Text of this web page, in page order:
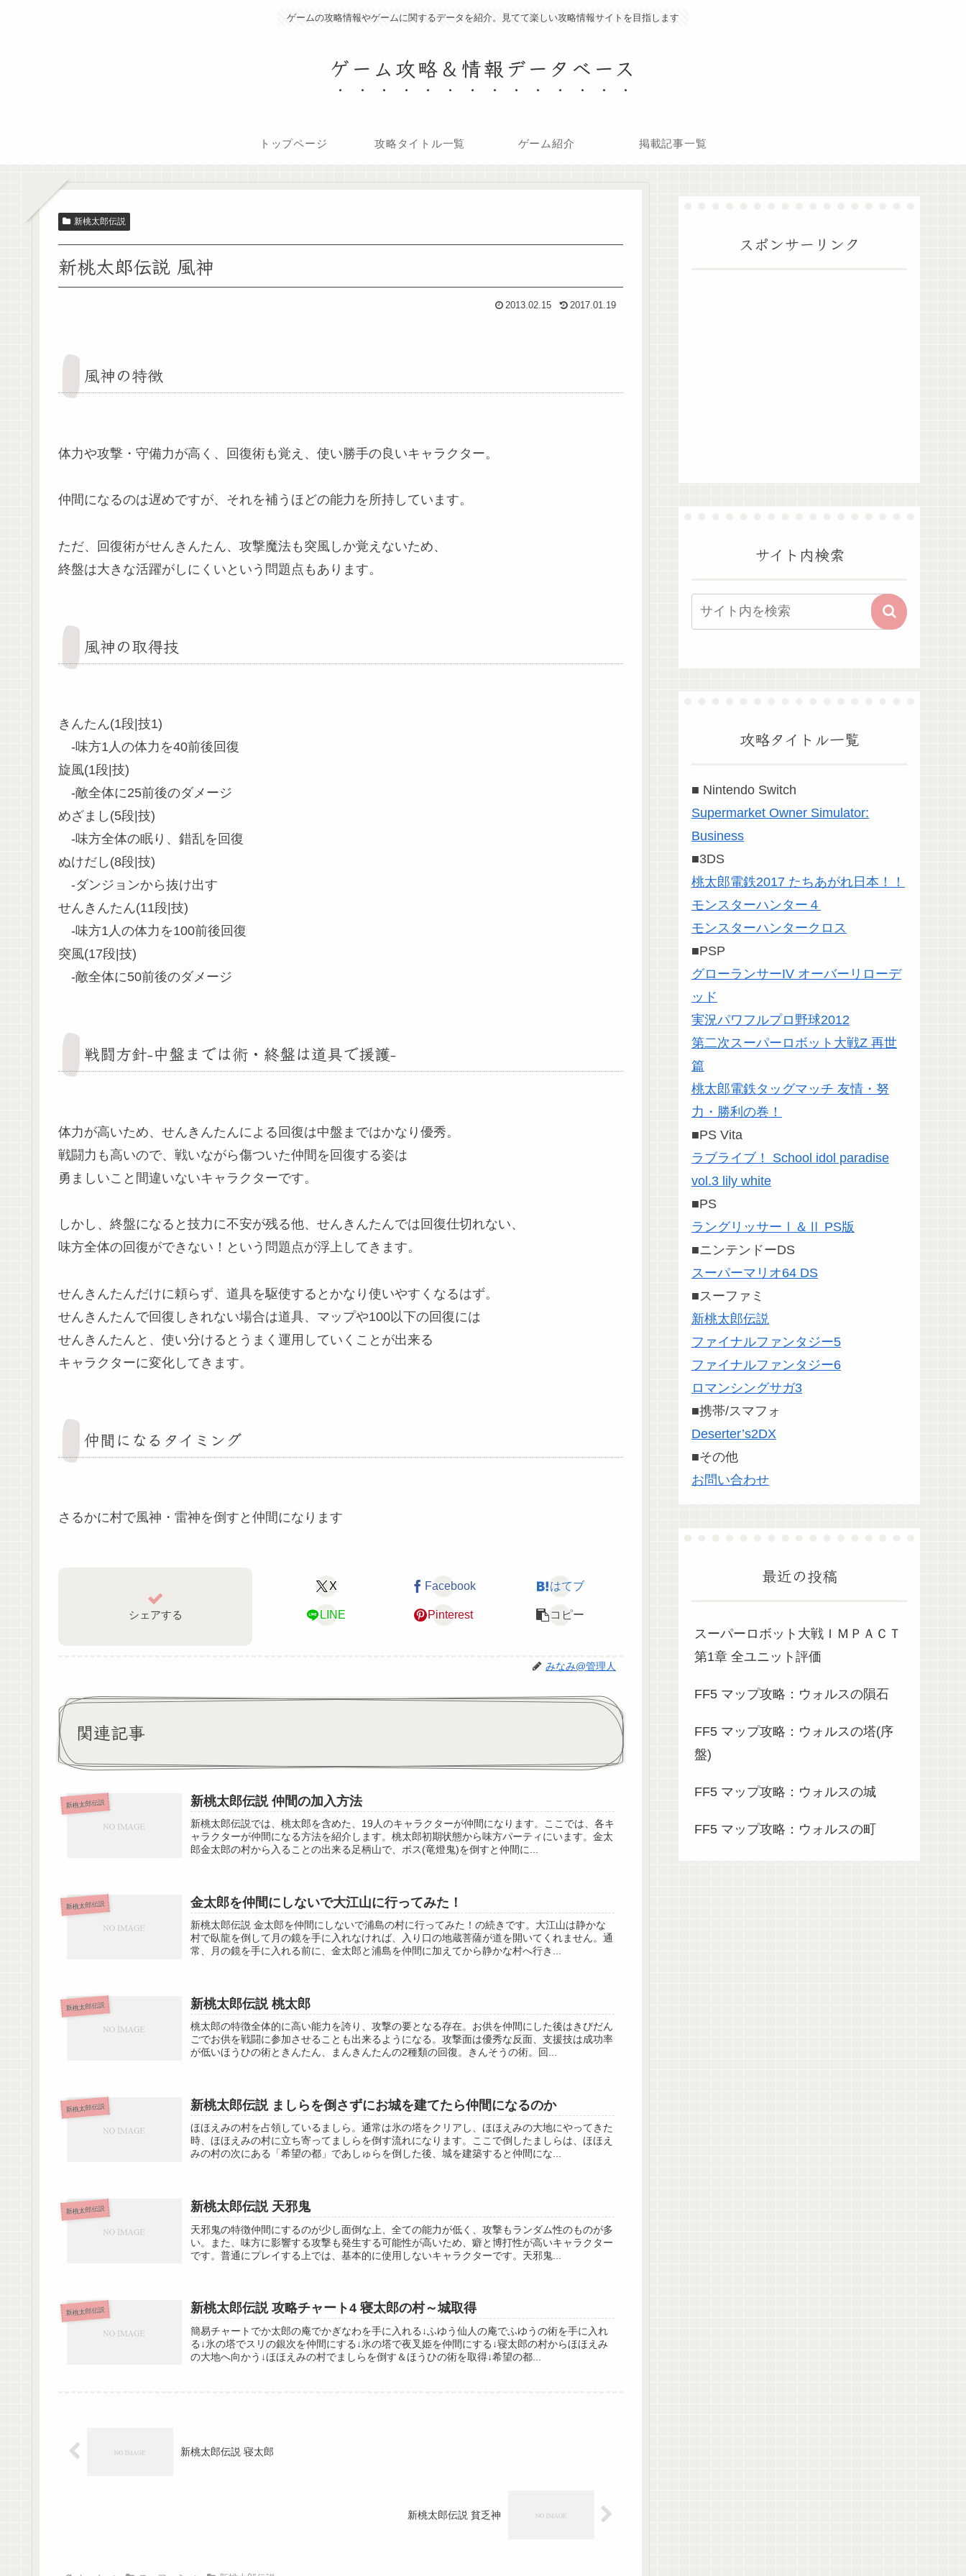
ゲームの攻略情報やゲームに関するデータを紹介。見てて楽しい攻略情報サイトを目指します
ゲーム攻略＆情報データベース
トップページ 攻略タイトル一覧 ゲーム紹介 掲載記事一覧
新桃太郎伝説
新桃太郎伝説 風神
2013.02.15 2017.01.19
風神の特徴
体力や攻撃・守備力が高く、回復術も覚え、使い勝手の良いキャラクター。
仲間になるのは遅めですが、それを補うほどの能力を所持しています。
ただ、回復術がせんきんたん、攻撃魔法も突風しか覚えないため、
終盤は大きな活躍がしにくいという問題点もあります。
風神の取得技
きんたん(1段|技1)
-味方1人の体力を40前後回復
旋風(1段|技)
-敵全体に25前後のダメージ
めざまし(5段|技)
-味方全体の眠り、錯乱を回復
ぬけだし(8段|技)
-ダンジョンから抜け出す
せんきんたん(11段|技)
-味方1人の体力を100前後回復
突風(17段|技)
-敵全体に50前後のダメージ
戦闘方針-中盤までは術・終盤は道具で援護-
体力が高いため、せんきんたんによる回復は中盤まではかなり優秀。
戦闘力も高いので、戦いながら傷ついた仲間を回復する姿は
勇ましいこと間違いないキャラクターです。
しかし、終盤になると技力に不安が残る他、せんきんたんでは回復仕切れない、
味方全体の回復ができない！という問題点が浮上してきます。
せんきんたんだけに頼らず、道具を駆使するとかなり使いやすくなるはず。
せんきんたんで回復しきれない場合は道具、マップや100以下の回復には
せんきんたんと、使い分けるとうまく運用していくことが出来る
キャラクターに変化してきます。
仲間になるタイミング
さるかに村で風神・雷神を倒すと仲間になります
シェアする
X Facebook はてブ
LINE Pinterest コピー
みなみ@管理人
関連記事
新桃太郎伝説 新桃太郎伝説 仲間の加入方法
新桃太郎伝説では、桃太郎を含めた、19人のキャラクターが仲間になります。ここでは、各キ
ャラクターが仲間になる方法を紹介します。桃太郎初期状態から味方パーティにいます。金太
郎金太郎の村から入ることの出来る足柄山で、ボス(竜燈鬼)を倒すと仲間に...
新桃太郎伝説 金太郎を仲間にしないで大江山に行ってみた！
新桃太郎伝説 金太郎を仲間にしないで浦島の村に行ってみた！の続きです。大江山は静かな
村で臥龍を倒して月の鏡を手に入れなければ、入り口の地蔵菩薩が道を開いてくれません。通
常、月の鏡を手に入れる前に、金太郎と浦島を仲間に加えてから静かな村へ行き...
新桃太郎伝説 新桃太郎伝説 桃太郎
桃太郎の特徴全体的に高い能力を誇り、攻撃の要となる存在。お供を仲間にした後はきびだん
ごでお供を戦闘に参加させることも出来るようになる。攻撃面は優秀な反面、支援技は成功率
が低いほうひの術ときんたん、まんきんたんの2種類の回復。きんそうの術。回...
新桃太郎伝説 新桃太郎伝説 ましらを倒さずにお城を建てたら仲間になるのか
ほほえみの村を占領しているましら。通常は氷の塔をクリアし、ほほえみの大地にやってきた
時、ほほえみの村に立ち寄ってましらを倒す流れになります。ここで倒したましらは、ほほえ
みの村の次にある「希望の都」であしゅらを倒した後、城を建築すると仲間にな...
新桃太郎伝説 新桃太郎伝説 天邪鬼
天邪鬼の特徴仲間にするのが少し面倒な上、全ての能力が低く、攻撃もランダム性のものが多
い。また、味方に影響する攻撃も発生する可能性が高いため、癖と博打性が高いキャラクター
です。普通にプレイする上では、基本的に使用しないキャラクターです。天邪鬼...
新桃太郎伝説 新桃太郎伝説 攻略チャート4 寝太郎の村～城取得
簡易チャートでか太郎の庵でかぎなわを手に入れる↓ふゆう仙人の庵でふゆうの術を手に入れ
る↓氷の塔でスリの銀次を仲間にする↓氷の塔で夜叉姫を仲間にする↓寝太郎の村からほほえみ
の大地へ向かう↓ほほえみの村でましらを倒す＆ほうひの術を取得↓希望の都...
新桃太郎伝説 寝太郎
新桃太郎伝説 貧乏神
スポンサーリンク
サイト内検索
攻略タイトル一覧
■ Nintendo Switch
Supermarket Owner Simulator:
Business
■3DS
桃太郎電鉄2017 たちあがれ日本！！
モンスターハンター４
モンスターハンタークロス
■PSP
グローランサーIV オーバーリローデ
ッド
実況パワフルプロ野球2012
第二次スーパーロボット大戦Z 再世
篇
桃太郎電鉄タッグマッチ 友情・努
力・勝利の巻！
■PS Vita
ラブライブ！ School idol paradise
vol.3 lily white
■PS
ラングリッサーⅠ＆Ⅱ PS版
■ニンテンドーDS
スーパーマリオ64 DS
■スーファミ
新桃太郎伝説
ファイナルファンタジー5
ファイナルファンタジー6
ロマンシングサガ3
■携帯/スマフォ
Deserter’s2DX
■その他
お問い合わせ
最近の投稿
スーパーロボット大戦ＩＭＰＡＣＴ
第1章 全ユニット評価
FF5 マップ攻略：ウォルスの隕石
FF5 マップ攻略：ウォルスの塔(序
盤)
FF5 マップ攻略：ウォルスの城
FF5 マップ攻略：ウォルスの町